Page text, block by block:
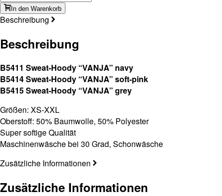
In den Warenkorb
Beschreibung
Beschreibung
B5411 Sweat-Hoody “VANJA” navy
B5414 Sweat-Hoody “VANJA” soft-pink
B5415 Sweat-Hoody “VANJA” grey
Größen: XS-XXL
Oberstoff: 50% Baumwolle, 50% Polyester
Super softige Qualität
Maschinenwäsche bei 30 Grad, Schonwäsche
Zusätzliche Informationen
Zusätzliche Informationen